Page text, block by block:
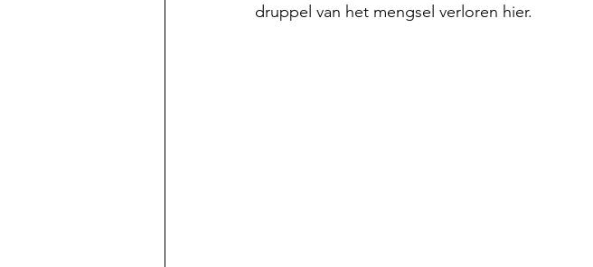
druppel van het mengsel verloren hier.